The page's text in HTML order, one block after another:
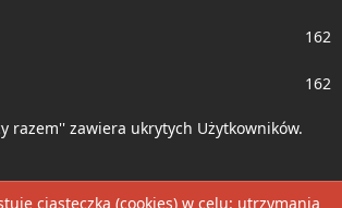
162
162
razem'' zawiera ukrytych Użytkowników.
ciasteczka (cookies) w celu: utrzymania